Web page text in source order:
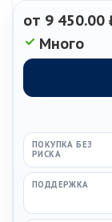
от 9 450.00
Много
ПОКУПКА БЕЗ
РИСКА
ПОДДЕРЖКА